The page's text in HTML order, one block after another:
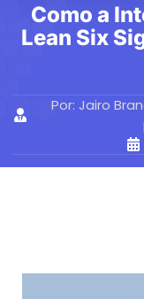
Como a
Lean Six
Por: Jairo